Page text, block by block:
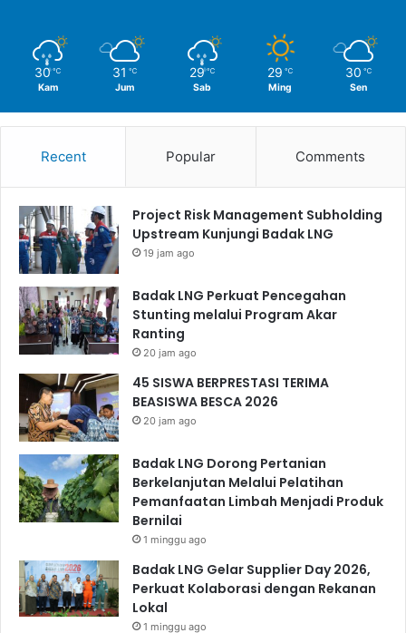
30 ℃
Kam
31 ℃
Jum
29 ℃
Sab
29 ℃
Ming
30 ℃
Sen
Recent Popular Comments
Project Risk Management Subholding
Upstream Kunjungi Badak LNG
19 jam ago
Badak LNG Perkuat Pencegahan
Stunting melalui Program Akar
Ranting
20 jam ago
45 SISWA BERPRESTASI TERIMA
BEASISWA BESCA 2026
20 jam ago
Badak LNG Dorong Pertanian
Berkelanjutan Melalui Pelatihan
Pemanfaatan Limbah Menjadi Produk
Bernilai
1 minggu ago
Badak LNG Gelar Supplier Day 2026,
Perkuat Kolaborasi dengan Rekanan
Lokal
1 minggu ago